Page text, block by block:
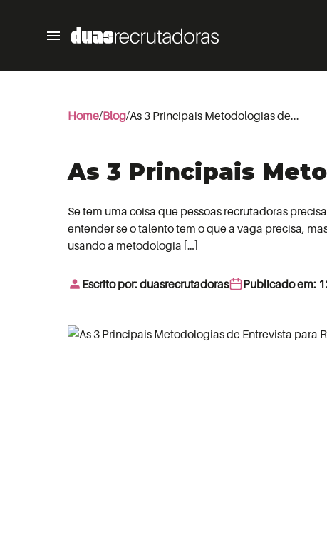
Home Blog As 3 Principais Metodologias de...
As 3 Principais
Se tem uma coisa que pessoas recrutadoras
entender se o talento tem o que a vaga precisa,
usando a metodologia […]
Escrito por: duasrecrutadoras Publicado em: